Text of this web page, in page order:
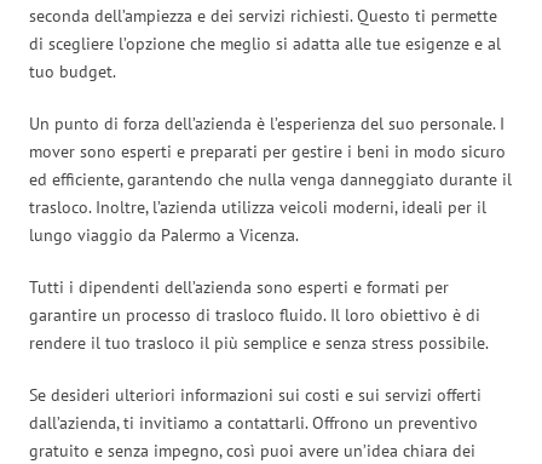
seconda dell’ampiezza e dei servizi richiesti. Questo ti permette
di scegliere l’opzione che meglio si adatta alle tue esigenze e al
tuo budget.
Un punto di forza dell’azienda è l’esperienza del suo personale. I
mover sono esperti e preparati per gestire i beni in modo sicuro
ed efficiente, garantendo che nulla venga danneggiato durante il
trasloco. Inoltre, l’azienda utilizza veicoli moderni, ideali per il
lungo viaggio da Palermo a Vicenza.
Tutti i dipendenti dell’azienda sono esperti e formati per
garantire un processo di trasloco fluido. Il loro obiettivo è di
rendere il tuo trasloco il più semplice e senza stress possibile.
Se desideri ulteriori informazioni sui costi e sui servizi offerti
dall’azienda, ti invitiamo a contattarli. Offrono un preventivo
gratuito e senza impegno, così puoi avere un’idea chiara dei